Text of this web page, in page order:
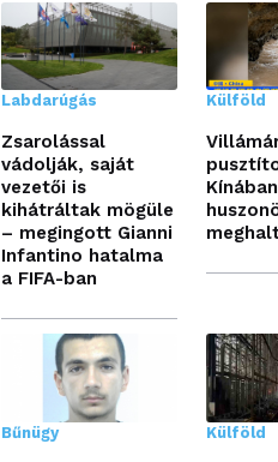
Labdarúgás
Zsarolással
vádolják, saját
vezetői is
kihátráltak mögüle
– megingott Gianni
Infantino hatalma
a FIFA-ban
Külföld
Bűnügy Külföld